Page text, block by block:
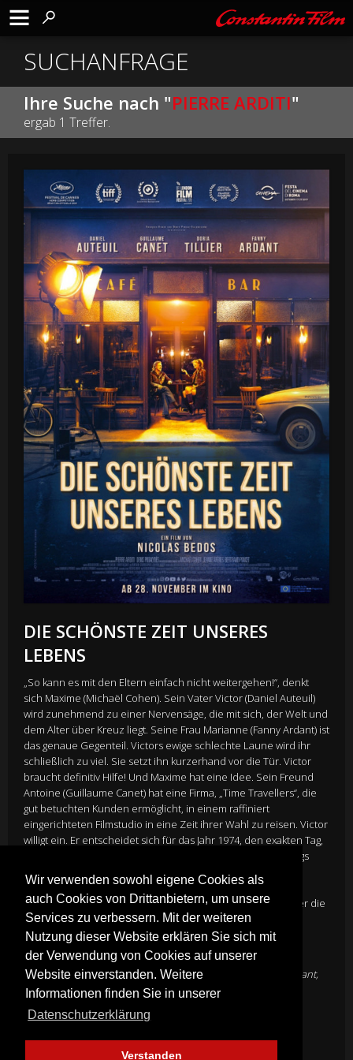
Wir verwenden sowohl eigene Cookies als
auch Cookies von Drittanbietern, um unsere
Services zu verbessern. Mit der weiteren
Nutzung dieser Website erklären Sie sich mit
der Verwendung von Cookies auf unserer
Website einverstanden. Weitere
Informationen finden Sie in unserer
Datenschutzerklärung
Verstanden
SUCHANFRAGE
Ihre Suche nach "PIERRE ARDITI"
ergab 1 Treffer.
DIE SCHÖNSTE ZEIT UNSERES
LEBENS
„So kann es mit den Eltern einfach nicht weitergehen!“, denkt
sich Maxime (Michaël Cohen). Sein Vater Victor (Daniel Auteuil)
wird zunehmend zu einer Nervensäge, die mit sich, der Welt und
dem Alter über Kreuz liegt. Seine Frau Marianne (Fanny Ardant) ist
das genaue Gegenteil. Victors ewige schlechte Laune wird ihr
schließlich zu viel. Sie setzt ihn kurzerhand vor die Tür. Victor
braucht definitiv Hilfe! Und Maxime hat eine Idee. Sein Freund
Antoine (Guillaume Canet) hat eine Firma, „Time Travellers“, die
gut betuchten Kunden ermöglicht, in einem raffiniert
eingerichteten Filmstudio in eine Zeit ihrer Wahl zu reisen. Victor
willigt ein. Er entscheidet sich für das Jahr 1974, den exakten Tag,
an dem er sich in seine Frau Marianne verliebt hatte. Anfangs
skeptisch, lässt er sich immer mehr in den Bann der
Erinnerungen ziehen. Und die Kulisse aus Neonlichtern,
Schlaghosen und Zigarettenrauch wird zu einer Reise, in der die
betörende Schauspielerin Margot (Dora Tillier) die Grenze
zwischen damals und heute verschwimmen lässt …
DirectorNicolas Bedos
CastDaniel Auteuil,Guillaume Canet,Doria Tillier Fanny Ardant,
Denis Podalydès, Pierre Arditi
Genre:Komödie
Mehr Infos